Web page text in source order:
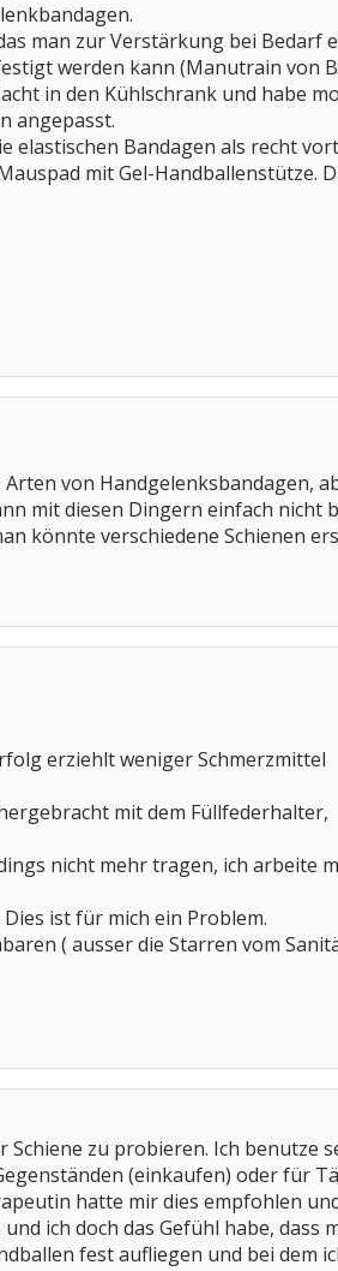
man zur Verstärkung bei
werden kann (Manutrain von
in den Kühlschrank und habe
angepasst.
elastischen Bandagen als recht
mit Gel-Handballenstütze.
von Handgelenksbandagen,
mit diesen Dingern einfach
könnte verschiedene Schienen
erziehlt weniger Schmerzmittel
mit dem Füllfederhalter,
nicht mehr tragen, ich arbeite
ist für mich ein Problem.
( ausser die Starren vom
zu probieren. Ich benutze
(einkaufen) oder für
hatte mir dies empfohlen
ich doch das Gefühl habe,
fest aufliegen und bei dem